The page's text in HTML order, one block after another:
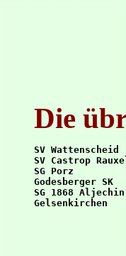
Die
SV
SV Castrop
SG Porz
Godesberger
SG 1868